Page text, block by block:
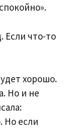
Если что-то
хорошо.
Но и не
Но если